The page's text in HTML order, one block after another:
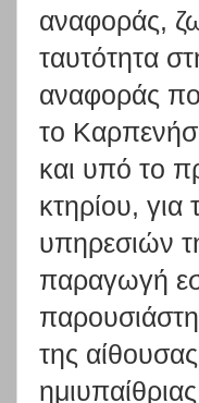
αναφοράς,
ταυτότητα
αναφοράς
το
και υπό το
κτηρίου,
υπηρεσιών
παραγωγή
της